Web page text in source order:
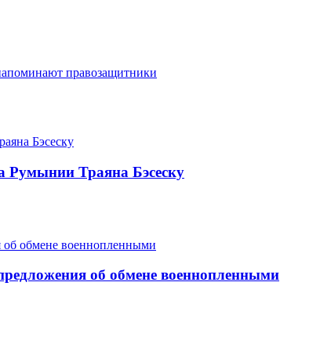
правозащитники
Румынии Траяна Бэсеску
об обмене военнопленными